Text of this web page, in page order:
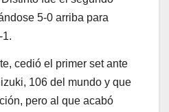
5-0 arriba para
1.
cedió el primer set ante
106 del mundo y que
pero al que acabó